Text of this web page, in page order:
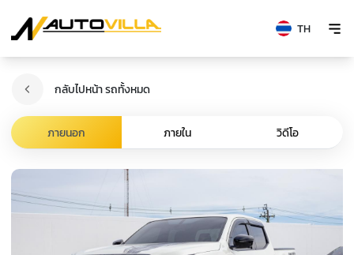
TH
กลับไปหน้า รถทั้งหมด
ภายนอก ภายใน วิดีโอ